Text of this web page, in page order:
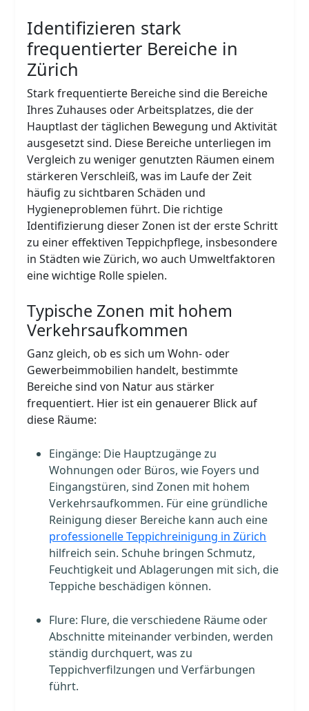
Identifizieren stark
frequentierter Bereiche in
Zürich
Stark frequentierte Bereiche sind die Bereiche
Ihres Zuhauses oder Arbeitsplatzes, die der
Hauptlast der täglichen Bewegung und Aktivität
ausgesetzt sind. Diese Bereiche unterliegen im
Vergleich zu weniger genutzten Räumen einem
stärkeren Verschleiß, was im Laufe der Zeit
häufig zu sichtbaren Schäden und
Hygieneproblemen führt. Die richtige
Identifizierung dieser Zonen ist der erste Schritt
zu einer effektiven Teppichpflege, insbesondere
in Städten wie Zürich, wo auch Umweltfaktoren
eine wichtige Rolle spielen.
Typische Zonen mit hohem
Verkehrsaufkommen
Ganz gleich, ob es sich um Wohn- oder
Gewerbeimmobilien handelt, bestimmte
Bereiche sind von Natur aus stärker
frequentiert. Hier ist ein genauerer Blick auf
diese Räume:
Eingänge: Die Hauptzugänge zu
Wohnungen oder Büros, wie Foyers und
Eingangstüren, sind Zonen mit hohem
Verkehrsaufkommen. Für eine gründliche
Reinigung dieser Bereiche kann auch eine
professionelle Teppichreinigung in Zürich
hilfreich sein. Schuhe bringen Schmutz,
Feuchtigkeit und Ablagerungen mit sich, die
Teppiche beschädigen können.
Flure: Flure, die verschiedene Räume oder
Abschnitte miteinander verbinden, werden
ständig durchquert, was zu
Teppichverfilzungen und Verfärbungen
führt.